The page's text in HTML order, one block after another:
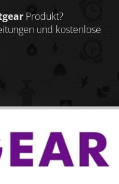
Produkt?
und kostenlose